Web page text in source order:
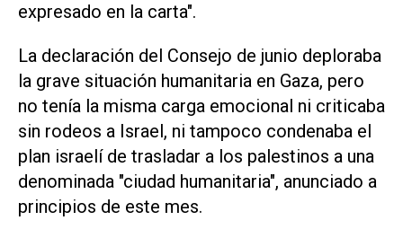
expresado en la carta".
La declaración del Consejo de junio deploraba
la grave situación humanitaria en Gaza, pero
no tenía la misma carga emocional ni criticaba
sin rodeos a Israel, ni tampoco condenaba el
plan israelí de trasladar a los palestinos a una
denominada "ciudad humanitaria", anunciado a
principios de este mes.